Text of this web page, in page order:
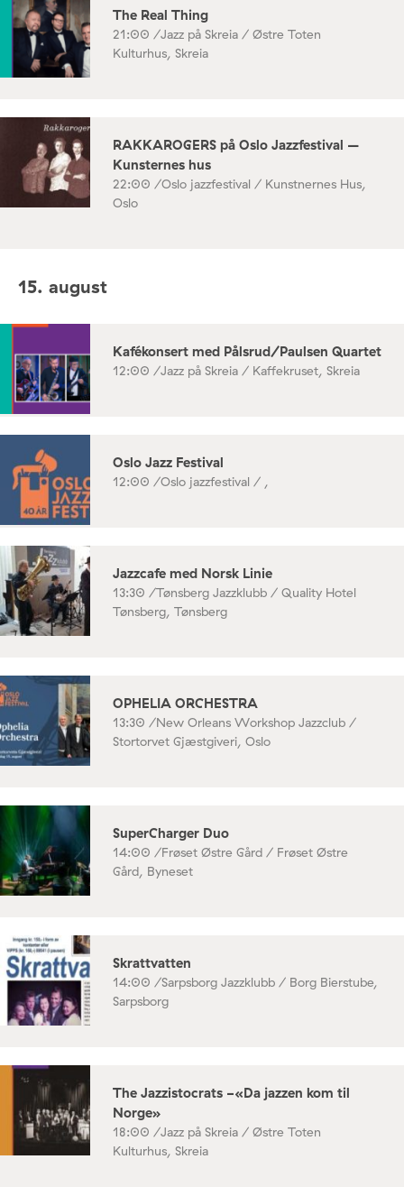
The Real Thing
21:00 /Jazz på Skreia / Østre Toten
Kulturhus, Skreia
RAKKAROGERS på Oslo Jazzfestival –
Kunsternes hus
22:00 /Oslo jazzfestival / Kunstnernes Hus,
Oslo
15. august
Kafékonsert med Pålsrud/Paulsen Quartet
12:00 /Jazz på Skreia / Kaffekruset, Skreia
Oslo Jazz Festival
12:00 /Oslo jazzfestival / ,
Jazzcafe med Norsk Linie
13:30 /Tønsberg Jazzklubb / Quality Hotel
Tønsberg, Tønsberg
OPHELIA ORCHESTRA
13:30 /New Orleans Workshop Jazzclub /
Stortorvet Gjæstgiveri, Oslo
SuperCharger Duo
14:00 /Frøset Østre Gård / Frøset Østre
Gård, Byneset
Skrattvatten
14:00 /Sarpsborg Jazzklubb / Borg Bierstube,
Sarpsborg
The Jazzistocrats -«Da jazzen kom til
Norge»
18:00 /Jazz på Skreia / Østre Toten
Kulturhus, Skreia